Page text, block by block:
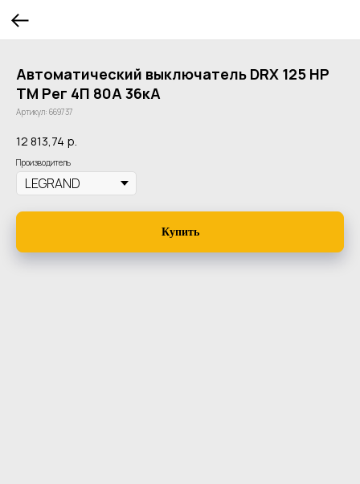
Автоматический выключатель DRX 125 HP
TM Рег 4П 80A 36кА
Артикул: 669737
12 813,74 р.
Производитель
Купить